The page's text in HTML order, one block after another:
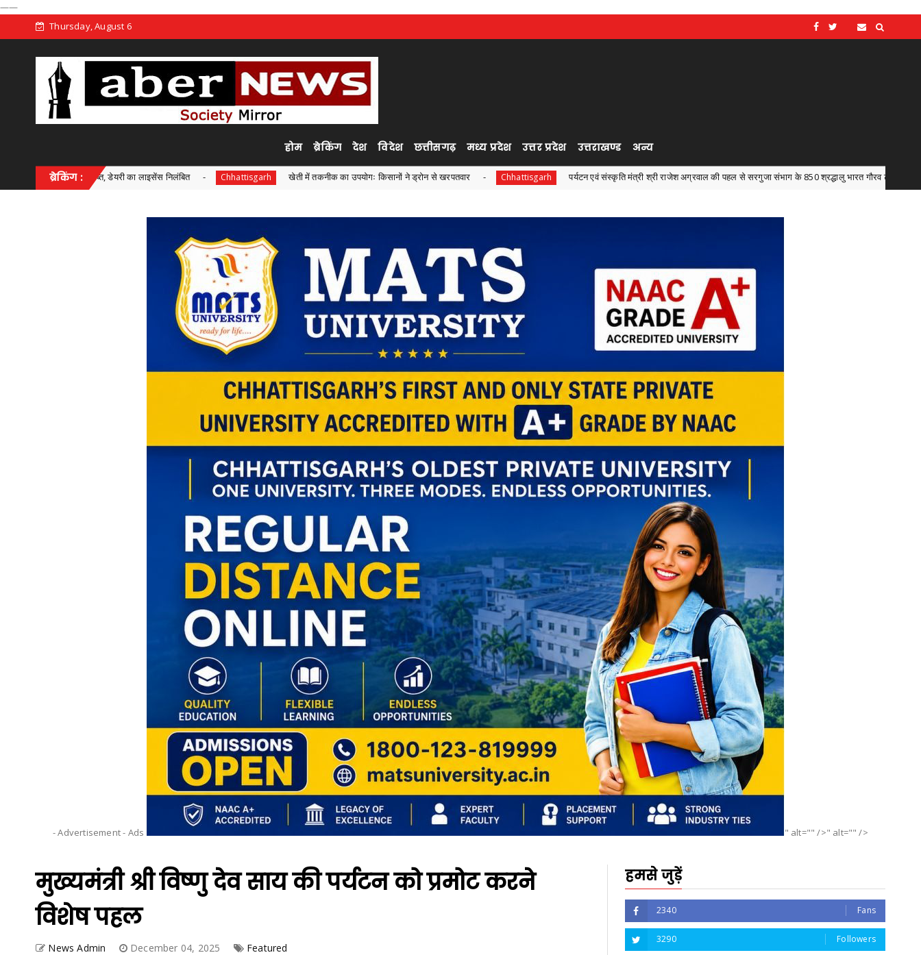
——
Thursday, August 6
होम ब्रेकिंग देश विदेश छत्तीसगढ़ मध्य प्रदेश उत्तर प्रदेश उत्तराखण्ड अन्य
ब्रेकिंग :
पनीर जब्त, डेयरी का लाइसेंस निलंबित Chhattisgarh खेती में तकनीक का उपयोगः किसानों ने ड्रोन से खरपतवार Chhattisgarh पर्यटन एवं संस्कृति मंत्री श्री राजेश अग्रवाल की पहल से सरगुजा संभाग के 850 श्रद्धालु भारत गौरव ट्रेन से रामलला एवं
- Advertisement - Ads " alt="" />" alt="" />
मुख्यमंत्री श्री विष्णु देव साय की पर्यटन को प्रमोट करने
विशेष पहल
News Admin December 04, 2025 Featured
हमसे जुड़ें
2340 Fans
3290 Followers